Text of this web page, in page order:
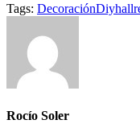
Tags: DecoraciónDiyhall
Rocío Soler